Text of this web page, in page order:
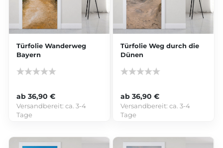
Türfolie Wanderweg
Bayern
ab 36,90 €
Versandbereit:ca. 3-4
Tage
Türfolie Weg durch die
Dünen
ab 36,90 €
Versandbereit:ca. 3-4
Tage